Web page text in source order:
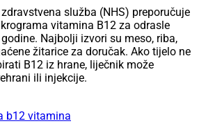
služba (NHS) preporučuje
vitamina B12 za odrasle
Najbolji izvori su meso, riba,
žitarice za doručak. Ako tijelo ne
B12 iz hrane, liječnik može
ili injekcije.
b12 vitamina